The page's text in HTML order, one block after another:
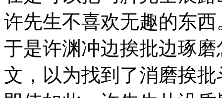
许先生不喜欢无趣的东
于是许渊冲边挨批边琢
文，以为找到了消磨挨